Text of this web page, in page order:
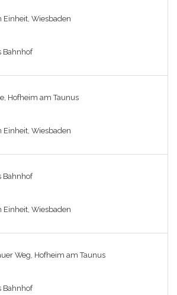
Einheit, Wiesbaden
Bahnhof
Hofheim am Taunus
Einheit, Wiesbaden
Bahnhof
Einheit, Wiesbaden
Weg, Hofheim am Taunus
Bahnhof